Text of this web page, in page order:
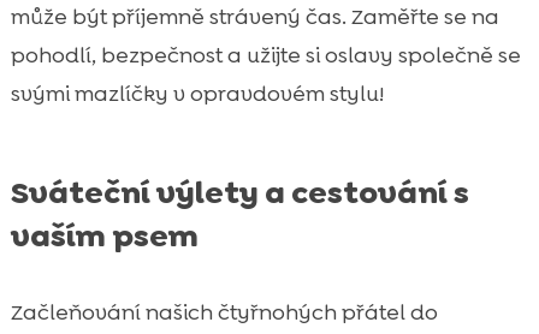
může být příjemně strávený čas. Zaměřte se na
pohodlí, bezpečnost a užijte si oslavy společně se
svými mazlíčky v opravdovém stylu!
Sváteční výlety a cestování s
vaším psem
Začleňování našich čtyřnohých přátel do